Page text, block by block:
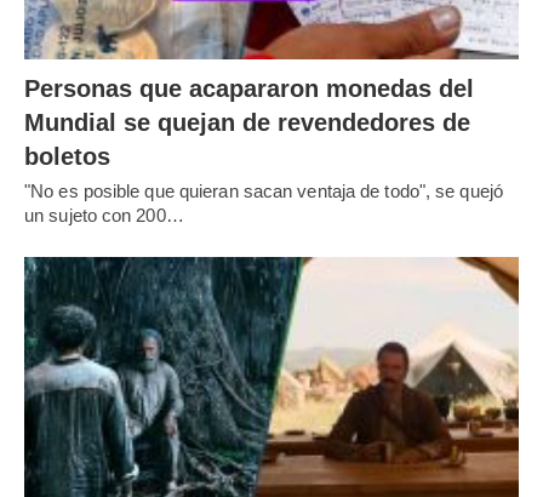
Personas que acapararon monedas del
Mundial se quejan de revendedores de
boletos
"No es posible que quieran sacan ventaja de todo", se quejó
un sujeto con 200…